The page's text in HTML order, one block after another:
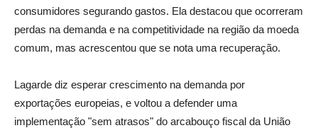
consumidores segurando gastos. Ela destacou que ocorreram
perdas na demanda e na competitividade na região da moeda
comum, mas acrescentou que se nota uma recuperação.
Lagarde diz esperar crescimento na demanda por
exportações europeias, e voltou a defender uma
implementação "sem atrasos" do arcabouço fiscal da União